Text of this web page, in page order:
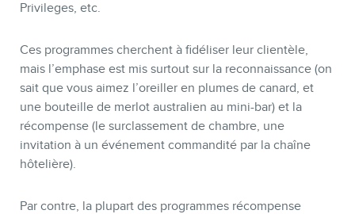
Privileges, etc.
Ces programmes cherchent à fidéliser leur clientèle,
mais l’emphase est mis surtout sur la reconnaissance (on
sait que vous aimez l’oreiller en plumes de canard, et
une bouteille de merlot australien au mini-bar) et la
récompense (le surclassement de chambre, une
invitation à un événement commandité par la chaîne
hôtelière).
Par contre, la plupart des programmes récompense